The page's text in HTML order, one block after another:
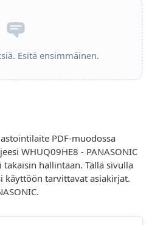
Esitä ensimmäinen.
PDF-muodossa
WHUQ09HE8 - PANASONIC
hallintaan. Tällä sivulla
käyttöön tarvittavat asiakirjat.